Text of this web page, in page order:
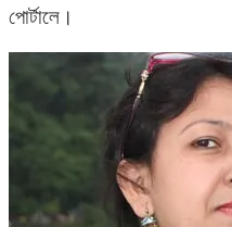
পোর্টালে।